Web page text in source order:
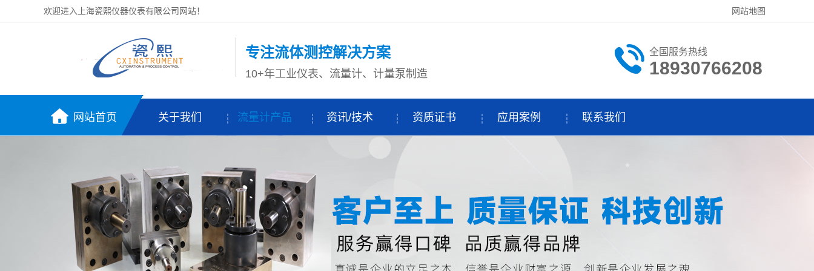
欢迎进入上海瓷熙仪器仪表有限公司网站！ 网站地图
专注流体测控解决方案
10+年工业仪表、流量计、计量泵制造
全国服务热线
18930766208
网站首页 关于我们 流量计产品 资讯/技术 资质证书 应用案例 联系我们